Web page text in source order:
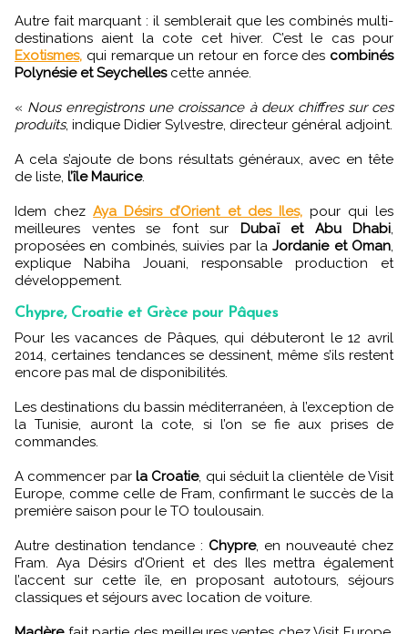
Autre fait marquant : il semblerait que les combinés multi-
destinations aient la cote cet hiver. C’est le cas pour
Exotismes, ‎ qui remarque un retour en force des combinés
Polynésie et Seychellescette année.
« Nous enregistrons une croissance à deux chiffres sur ces
produits, indique Didier Sylvestre, directeur général adjoint.
A cela s’ajoute de bons résultats généraux, avec en tête
de liste, l’île Maurice.
Idem chezAya Désirs d’Orient et des Iles,‎ pour qui les
meilleures ventes se font sur Dubaï et Abu Dhabi,
proposées en combinés, suivies par laJordanie et Oman,
explique Nabiha Jouani, responsable production et
développement.
Chypre, Croatie et Grèce pour Pâques
Pour les vacances de Pâques, qui débuteront le 12 avril
2014, certaines tendances se dessinent, même s’ils restent
encore pas mal de disponibilités.
Les destinations du bassin méditerranéen, à l’exception de
la Tunisie, auront la cote, si l’on se fie aux prises de
commandes.
A commencer par la Croatie, qui séduit la clientèle de Visit
Europe, comme celle de Fram, confirmant le succès de la
première saison pour le TO toulousain.
Autre destination tendance : Chypre, en nouveauté chez
Fram. Aya Désirs d’Orient et des Iles mettra également
l’accent sur cette île, en proposant autotours, séjours
classiques et séjours avec location de voiture.